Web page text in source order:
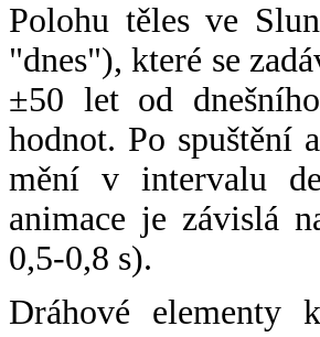
Polohu těles ve
"dnes"), které se
±50 let od
hodnot. Po spuštění
mění v intervalu
animace je závislá
0,5-0,8 s).
Dráhové elementy